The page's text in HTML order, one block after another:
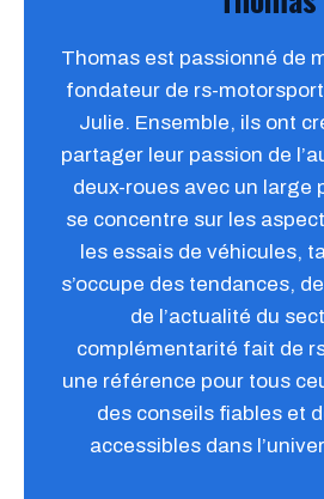
Thomas est passionné de
fondateur de rs-
Julie. Ensemble, ils ont
partager leur passion de
deux-roues avec un large
se concentre sur les
les essais de véhicules,
s’occupe des tendances,
de l’actualité du
complémentarité fait de
une référence pour tous
des conseils fiables et
accessibles dans